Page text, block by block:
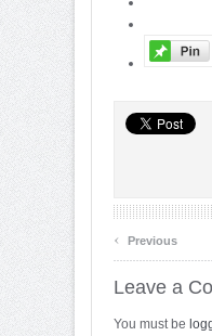
‹ Previous
Leave a
You must be